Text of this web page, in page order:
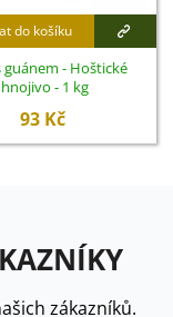
do košíku
guánem - Hoštické
hnojivo - 1 kg
93 Kč
zákazníků.